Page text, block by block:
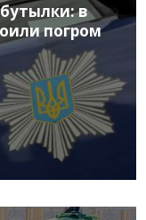
в
погром